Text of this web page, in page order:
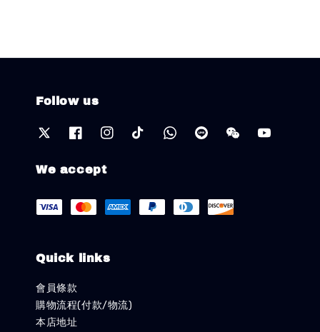
Follow us
We accept
Quick links
會員條款
購物流程(付款/物流)
本店地址